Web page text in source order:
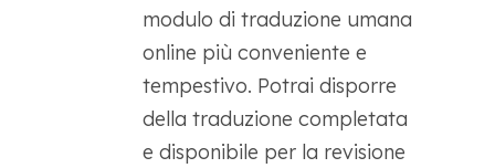
modulo di traduzione umana
online più conveniente e
tempestivo. Potrai disporre
della traduzione completata
e disponibile per la revisione